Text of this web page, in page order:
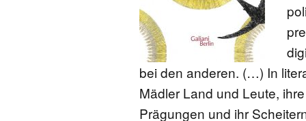
bei den anderen. (…) In
Mädler Land und Leute,
Prägungen und ihr